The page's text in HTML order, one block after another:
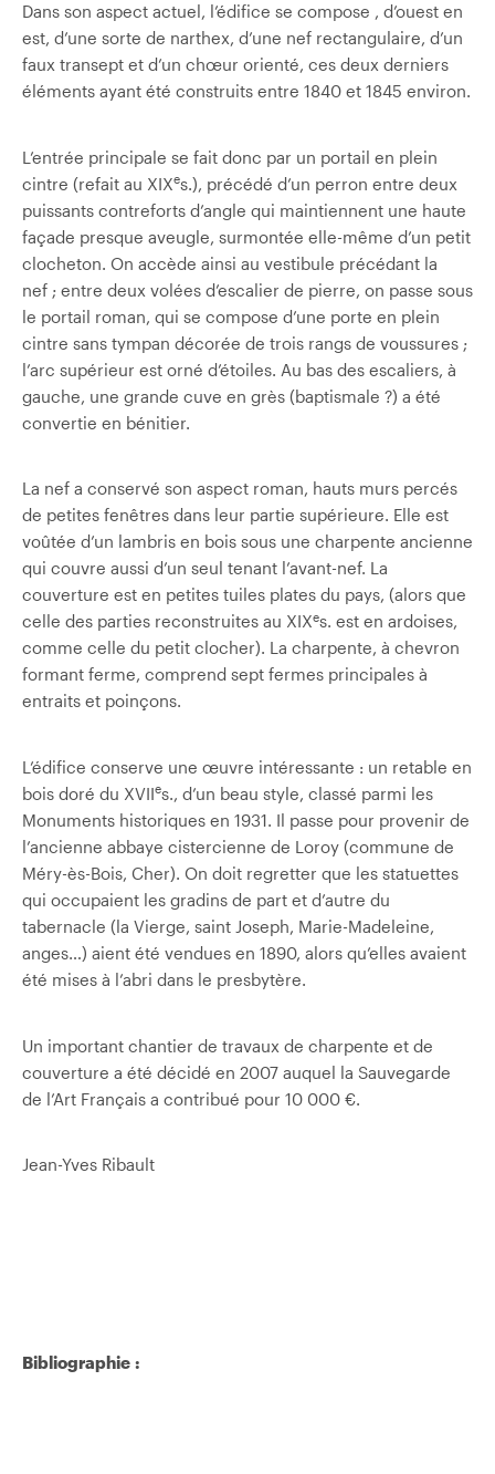
Dans son aspect actuel, l’édifice se compose , d’ouest en
est, d’une sorte de narthex, d’une nef rectangulaire, d’un
faux transept et d’un chœur orienté, ces deux derniers
éléments ayant été construits entre 1840 et 1845 environ.
L’entrée principale se fait donc par un portail en plein
cintre (refait au XIXes.), précédé d’un perron entre deux
puissants contreforts d’angle qui maintiennent une haute
façade presque aveugle, surmontée elle-même d’un petit
clocheton. On accède ainsi au vestibule précédant la
nef ; entre deux volées d’escalier de pierre, on passe sous
le portail roman, qui se compose d’une porte en plein
cintre sans tympan décorée de trois rangs de voussures ;
l’arc supérieur est orné d’étoiles. Au bas des escaliers, à
gauche, une grande cuve en grès (baptismale ?) a été
convertie en bénitier.
La nef a conservé son aspect roman, hauts murs percés
de petites fenêtres dans leur partie supérieure. Elle est
voûtée d’un lambris en bois sous une charpente ancienne
qui couvre aussi d’un seul tenant l’avant-nef. La
couverture est en petites tuiles plates du pays, (alors que
celle des parties reconstruites au XIXes. est en ardoises,
comme celle du petit clocher). La charpente, à chevron
formant ferme, comprend sept fermes principales à
entraits et poinçons.
L’édifice conserve une œuvre intéressante : un retable en
bois doré du XVIIes., d’un beau style, classé parmi les
Monuments historiques en 1931. Il passe pour provenir de
l’ancienne abbaye cistercienne de Loroy (commune de
Méry-ès-Bois, Cher). On doit regretter que les statuettes
qui occupaient les gradins de part et d’autre du
tabernacle (la Vierge, saint Joseph, Marie-Madeleine,
anges…) aient été vendues en 1890, alors qu’elles avaient
été mises à l’abri dans le presbytère.
Un important chantier de travaux de charpente et de
couverture a été décidé en 2007 auquel la Sauvegarde
de l’Art Français a contribué pour 10 000 €.
Jean-Yves Ribault
Bibliographie :